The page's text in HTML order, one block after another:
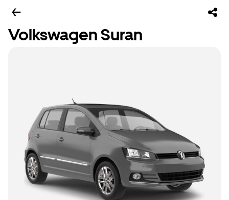
Volkswagen Suran